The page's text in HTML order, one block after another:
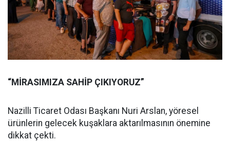
“MİRASIMIZA SAHİP ÇIKIYORUZ”
Nazilli Ticaret Odası Başkanı Nuri Arslan, yöresel
ürünlerin gelecek kuşaklara aktarılmasının önemine
dikkat çekti.